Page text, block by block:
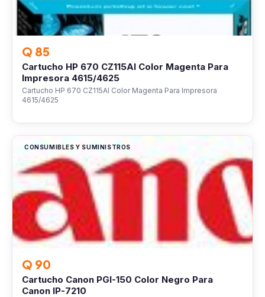
Q 85
Cartucho HP 670 CZ115Al Color Magenta Para
Impresora 4615/4625
Cartucho HP 670 CZ115Al Color Magenta Para Impresora
4615/4625
CONSUMIBLES Y SUMINISTROS
Q 90
Cartucho Canon PGI-150 Color Negro Para
Canon IP-7210